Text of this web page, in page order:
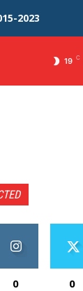
2023
19 C
0 0